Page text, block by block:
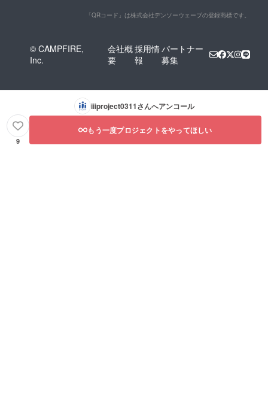
「QRコード」は株式会社デンソーウェーブの登録商標です。
© CAMPFIRE,
Inc.
会社概
要
採用情
報
パートナー
募集
iiiproject0311さんへアンコール
9
もう一度プロジェクトをやってほしい